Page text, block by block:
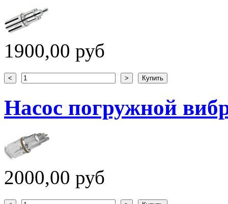
1900,00 руб
Насос погружной
2000,00 руб